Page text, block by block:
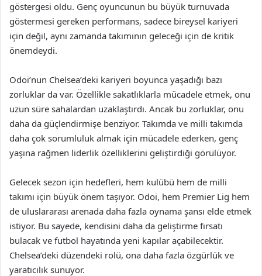
göstergesi oldu. Genç oyuncunun bu büyük turnuvada
göstermesi gereken performans, sadece bireysel kariyeri
için değil, aynı zamanda takımının geleceği için de kritik
önemdeydi.
Odoi’nun Chelsea’deki kariyeri boyunca yaşadığı bazı
zorluklar da var. Özellikle sakatlıklarla mücadele etmek, onu
uzun süre sahalardan uzaklaştırdı. Ancak bu zorluklar, onu
daha da güçlendirmişe benziyor. Takımda ve milli takımda
daha çok sorumluluk almak için mücadele ederken, genç
yaşına rağmen liderlik özelliklerini geliştirdiği görülüyor.
Gelecek sezon için hedefleri, hem kulübü hem de milli
takımı için büyük önem taşıyor. Odoi, hem Premier Lig hem
de uluslararası arenada daha fazla oynama şansı elde etmek
istiyor. Bu sayede, kendisini daha da geliştirme fırsatı
bulacak ve futbol hayatında yeni kapılar açabilecektir.
Chelsea’deki düzendeki rolü, ona daha fazla özgürlük ve
yaratıcılık sunuyor.